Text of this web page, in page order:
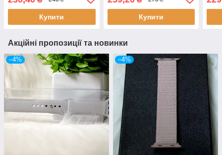
Купити Купити
Акційні пропозиції та новинки
–4% –4%